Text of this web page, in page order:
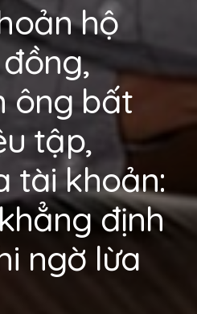
hộ
ông bất
tập,
tài khoản:
định
ngờ lừa